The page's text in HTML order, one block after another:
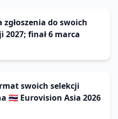
do swoich
2027; finał 6 marca
swoich selekcji
🇹🇭 Eurovision Asia 2026